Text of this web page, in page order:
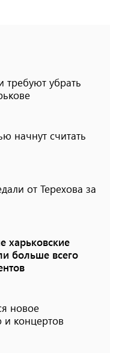
требуют убрать
начнут считать
от Терехова за
харьковские
больше всего
новое
и концертов